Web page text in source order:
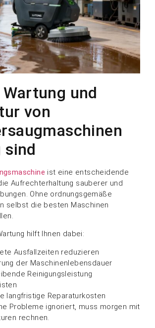
und
von
ist eine entscheidende
Aufrechterhaltung sauberer und
Ohne ordnungsgemäße
selbst die besten Maschinen
hilft Ihnen dabei:
Ausfallzeiten reduzieren
der Maschinenlebensdauer
Reinigungsleistung
langfristige Reparaturkosten
Probleme ignoriert, muss morgen mit
rechnen.